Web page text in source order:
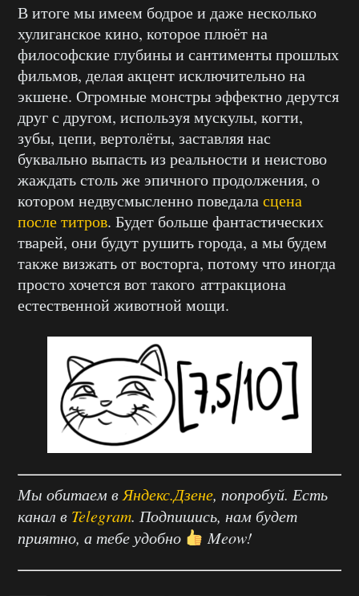
В итоге мы имеем бодрое и даже несколько
хулиганское кино, которое плюёт на
философские глубины и сантименты прошлых
фильмов, делая акцент исключительно на
экшене. Огромные монстры эффектно дерутся
друг с другом, используя мускулы, когти,
зубы, цепи, вертолёты, заставляя нас
буквально выпасть из реальности и неистово
жаждать столь же эпичного продолжения, о
котором недвусмысленно поведаласцена
после титров. Будет больше фантастических
тварей, они будут рушить города, а мы будем
также визжать от восторга, потому что иногда
просто хочется вот такого аттракциона
естественной животной мощи.
Мы обитаем в Яндекс.Дзене, попробуй. Есть
канал в Telegram. Подпишись, нам будет
приятно, а тебе удобно
Meow!